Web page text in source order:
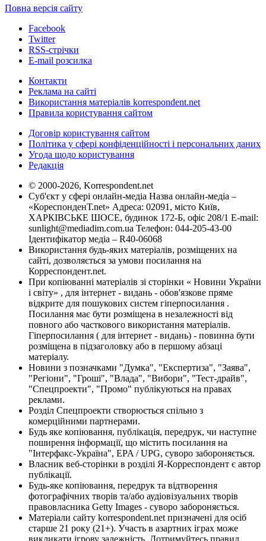
Повна версія сайту
Facebook
Twitter
RSS-стрічки
E-mail розсилка
Контакти
Реклама на сайті
Використання матеріалів korrespondent.net
Правила користування сайтом
Договір користування сайтом
Політика у сфері конфіденційності і персональних даних
Угода щодо користування
Редакція
© 2000-2026, Korrespondent.net
Суб'єкт у сфері онлайн-медіа Назва онлайн-медіа –
«КореспонденТ.net» Адреса: 02091, місто Київ,
ХАРКІВСЬКЕ ШОСЕ, будинок 172-Б, офіс 208/1 E-mail:
sunlight@mediadim.com.ua Телефон: 044-205-43-00
Ідентифікатор медіа – R40-06068
Використання будь-яких матеріалів, розміщених на
сайті, дозволяється за умови посилання на
Корреспондент.net.
При копіюванні матеріалів зі сторінки « Новини України
і світу» , для інтернет - видань - обов'язкове пряме
відкрите для пошукових систем гіперпосилання .
Посилання має бути розміщена в незалежності від
повного або часткового використання матеріалів.
Гіперпосилання ( для інтернет - видань) - повинна бути
розміщена в підзаголовку або в першому абзаці
матеріалу.
Новини з позначками "Думка", "Експертиза", "Заява",
"Регіони", "Гроші", "Влада", "Вибори", "Тест-драйв",
"Спецпроекти", "Промо" публікуються на правах
реклами.
Розділ Спецпроекти створюється спільно з
комерційними партнерами.
Будь яке копіювання, публікація, передрук, чи наступне
поширення інформації, що містить посилання на
"Інтерфакс-Україна", EPA / UPG, суворо забороняється.
Власник веб-сторінки в розділі Я-Корреспондент є автор
публікації.
Будь-яке копіювання, передрук та відтворення
фотографічних творів та/або аудіовізуальних творів
правовласника Getty Images - суворо забороняється.
Матеріали сайту korrespondent.net призначені для осіб
старше 21 року (21+). Участь в азартних іграх може
викликати ігрову залежність. Дотримуйтесь правил